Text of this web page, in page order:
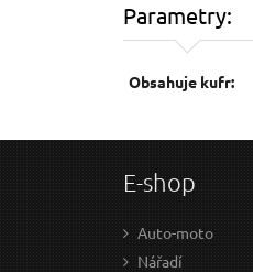
Parametry:
Obsahuje kufr:
E-shop
Auto-moto
Nářadí